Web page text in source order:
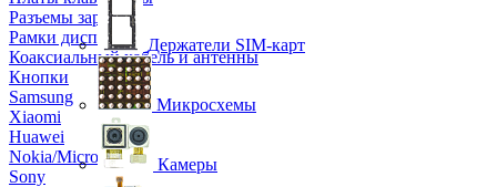
Разъемы зарядки
Рамки дисплея
Коаксиальный кабель и антенны
Кнопки
Samsung
Xiaomi
Huawei
Nokia/Microsoft
Sony
Держатели SIM-карт
Микросхемы
Камеры